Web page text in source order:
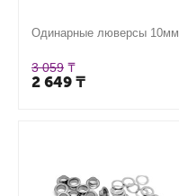
Одинарные люверсы 10мм
3 059 ₸
2 649 ₸